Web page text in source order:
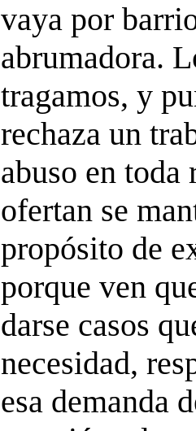
vaya por
abrumadora.
tragamos, y
rechaza un
abuso en toda
ofertan se
propósito de
porque ven
darse casos
necesidad,
esa demanda